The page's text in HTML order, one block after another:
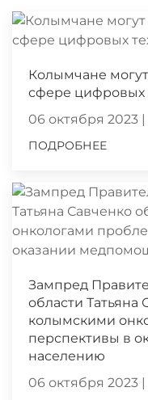
Колымчане
сфере цифровых
06 октября 2023 |
ПОДРОБНЕЕ
Зампред
области Татьяна
колымскими
перспективы в
населению
06 октября 2023 |